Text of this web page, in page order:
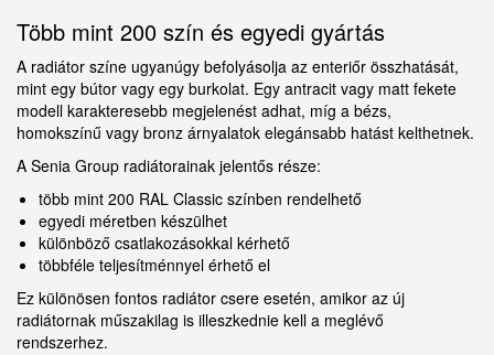
Több mint 200 szín és egyedi gyártás
A radiátor színe ugyanúgy befolyásolja az enteriőr összhatását,
mint egy bútor vagy egy burkolat. Egy antracit vagy matt fekete
modell karakteresebb megjelenést adhat, míg a bézs,
homokszínű vagy bronz árnyalatok elegánsabb hatást kelthetnek.
A Senia Group radiátorainak jelentős része:
több mint 200 RAL Classic színben rendelhető
egyedi méretben készülhet
különböző csatlakozásokkal kérhető
többféle teljesítménnyel érhető el
Ez különösen fontos radiátor csere esetén, amikor az új
radiátornak műszakilag is illeszkednie kell a meglévő
rendszerhez.